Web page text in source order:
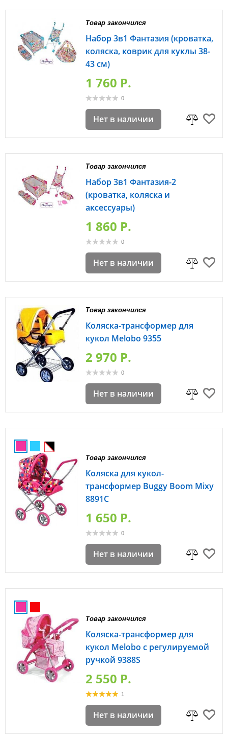
Товар закончился
Набор 3в1 Фантазия (кроватка,
коляска, коврик для куклы 38-
43 см)
1 760 P.
0
Нет в наличии
Товар закончился
Набор 3в1 Фантазия-2
(кроватка, коляска и
аксессуары)
1 860 P.
0
Нет в наличии
Товар закончился
Коляска-трансформер для
кукол Melobo 9355
2 970 P.
0
Нет в наличии
Товар закончился
Коляска для кукол-
трансформер Buggy Boom Mixy
8891C
1 650 P.
0
Нет в наличии
Товар закончился
Коляска-трансформер для
кукол Melobo с регулируемой
ручкой 9388S
2 550 P.
1
Нет в наличии